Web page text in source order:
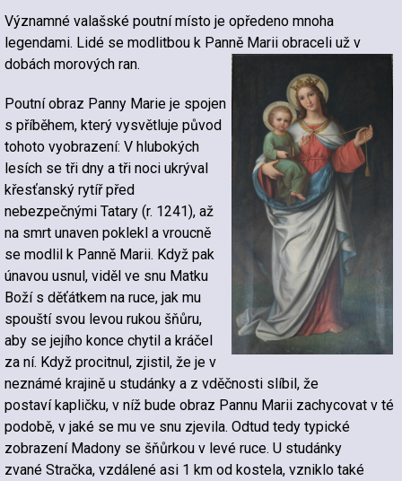
Významné valašské poutní místo je opředeno mnoha
legendami. Lidé se modlitbou k Panně Marii obraceli už v
dobách morových ran.
Poutní obraz Panny Marie je spojen
s příběhem, který vysvětluje původ
tohoto vyobrazení: V hlubokých
lesích se tři dny a tři noci ukrýval
křesťanský rytíř před
nebezpečnými Tatary (r. 1241), až
na smrt unaven poklekl a vroucně
se modlil k Panně Marii. Když pak
únavou usnul, viděl ve snu Matku
Boží s děťátkem na ruce, jak mu
spouští svou levou rukou šňůru,
aby se jejího konce chytil a kráčel
za ní. Když procitnul, zjistil, že je v
neznámé krajině u studánky a z vděčnosti slíbil, že
postaví kapličku, v níž bude obraz Pannu Marii zachycovat v té
podobě, v jaké se mu ve snu zjevila. Odtud tedy typické
zobrazení Madony se šňůrkou v levé ruce. U studánky
zvané Stračka, vzdálené asi 1 km od kostela, vzniklo také